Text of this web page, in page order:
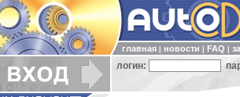
главная новости FAQ
логин: